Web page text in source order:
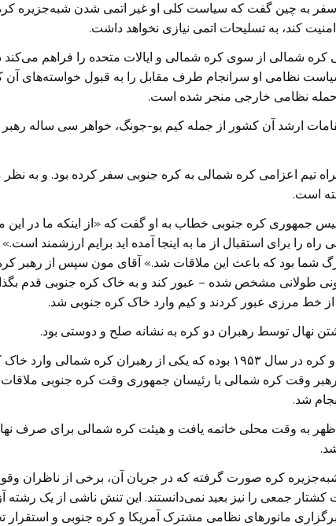
به چین گفت که سیاست کلی او غیر اتمی شدن شبه‌جزیره
کند، به تسلیحات اتمی نیازی نخواهد داشت.
کره شمالی از سوی کره شمالی و ایالات متحده را فراهم می‌کند
نظامی او سرانجام طرف مقابل را به قبول خواسته‌های
نظامی خارجی منجر شده است.
ارشد آن کشور از جمله کیم یو-جونگ، خواهر سی ساله رهبر
تیم اعزامی کره شمالی به کره جنوبی سفر کرده بود. و به
است.
با دیدن رئیس جمهوری کره جنوبی خطاب به او گفت که «از اینکه ما در
شما بود که باعث این ملاقات شد.» آقای مون سپس از رهبر
طولانی مشخص شده – عبور کند و به خاک کره جنوبی قدم
از خط مرزی عبور کردند و کیم وارد خاک کره جنوبی شد.
نهال توسط رهبران دو کره به نشانه صلح و دوستی بود.
این نخستین بار از زمان پایان جنگ دو کره در سال ۱۹۵۳ بوده که یکی از رهبران
و ۲۰۰۷ میلادی، رهبر وقت کره شمالی با رئیسان جمهوری وقت کره جنوبی
شد.
به وقت محلی خاتمه یافت و هیئت کره شمالی برای صرف
شبه‌جزیره کره صورت گرفته که در جریان آن، برخی از ناظران
جمعی را نیز بعید نمی‌دانستند. این تنش ناشی از یک
مانورهای نظامی مشترک آمریکا و کره جنوبی و استقرار